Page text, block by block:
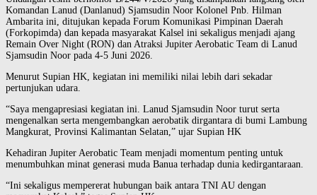
Komandan Lanud (Danlanud) Sjamsudin Noor Kolonel Pnb. Hilman
Ambarita ini, ditujukan kepada Forum Komunikasi Pimpinan Daerah
(Forkopimda) dan kepada masyarakat Kalsel ini sekaligus menjadi ajang
Remain Over Night (RON) dan Atraksi Jupiter Aerobatic Team di Lanud
Sjamsudin Noor pada 4-5 Juni 2026.
Menurut Supian HK, kegiatan ini memiliki nilai lebih dari sekadar
pertunjukan udara.
“Saya mengapresiasi kegiatan ini. Lanud Sjamsudin Noor turut serta
mengenalkan serta mengembangkan aerobatik dirgantara di bumi Lambung
Mangkurat, Provinsi Kalimantan Selatan,” ujar Supian HK
Kehadiran Jupiter Aerobatic Team menjadi momentum penting untuk
menumbuhkan minat generasi muda Banua terhadap dunia kedirgantaraan.
“Ini sekaligus mempererat hubungan baik antara TNI AU dengan